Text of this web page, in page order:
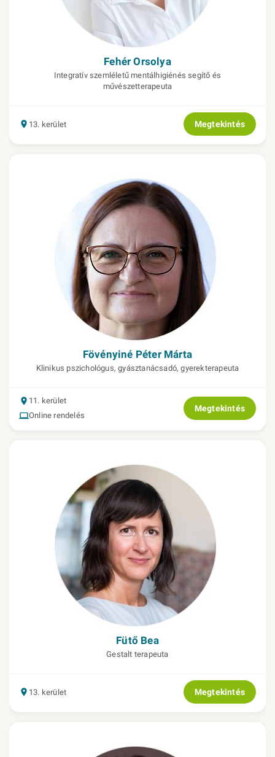
Fehér Orsolya
Integratív szemléletű mentálhigiénés segítő és
művészetterapeuta
13. kerület Megtekintés
Fövényiné Péter Márta
Klinikus pszichológus, gyásztanácsadó, gyerekterapeuta
11. kerület
Online rendelés
Megtekintés
Fütő Bea
Gestalt terapeuta
13. kerület Megtekintés